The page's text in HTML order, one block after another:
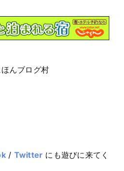
んブログ村
/ Twitter にも遊びに来てく